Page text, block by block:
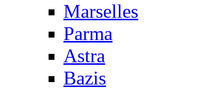
Marselles
Parma
Astra
Bazis